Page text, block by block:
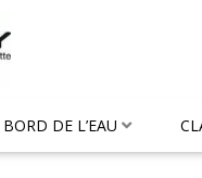
DE L’EAU